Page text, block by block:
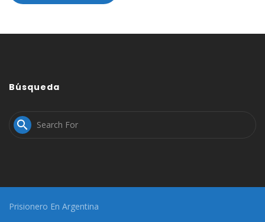
Búsqueda

Prisionero En Argentina